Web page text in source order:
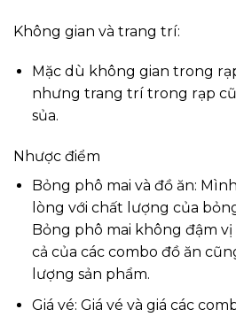
Không gian và trang trí:
Mặc dù không gian trong
nhưng trang trí trong rạp
sủa.
Nhược điểm
Bỏng phô mai và đồ ăn:
lòng với chất lượng của
Bỏng phô mai không đậm
cả của các combo đồ ăn
lượng sản phẩm.
Giá vé: Giá vé và giá các